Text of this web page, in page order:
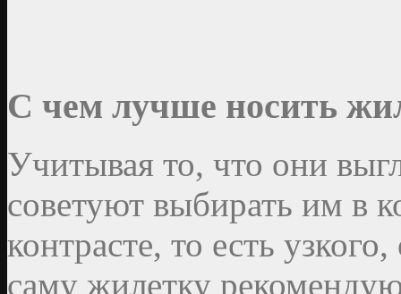
С чем лучше носить
Учитывая то, что они
советуют выбирать им в
контрасте, то есть
саму жилетку